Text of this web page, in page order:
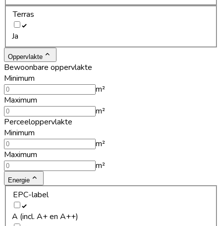
Terras
Ja
Oppervlakte
Bewoonbare oppervlakte
Minimum
m²
Maximum
m²
Perceeloppervlakte
Minimum
m²
Maximum
m²
Energie
EPC-label
A (incl. A+ en A++)